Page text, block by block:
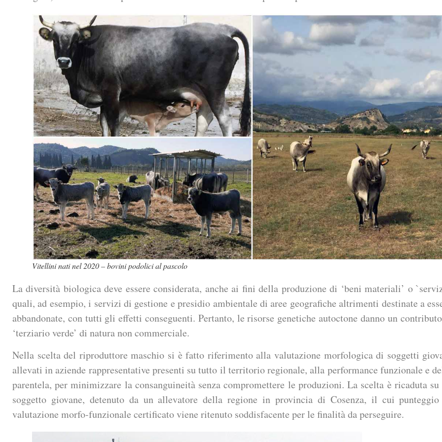
Vitellini nati nel 2020 – bovini podolici al pascolo
La diversità biologica deve essere considerata, anche ai fini della produzione di ‘beni materiali’ o
quali, ad esempio, i servizi di gestione e presidio ambientale di aree geografiche altrimenti destinate a
abbandonate, con tutti gli effetti conseguenti. Pertanto, le risorse genetiche autoctone danno un
‘terziario verde’ di natura non commerciale.
Nella scelta del riproduttore maschio si è fatto riferimento alla valutazione morfologica di soggetti
allevati in aziende rappresentative presenti su tutto il territorio regionale, alla performance funzionale e
parentela, per minimizzare la consanguineità senza compromettere le produzioni. La scelta è ricaduta su
soggetto giovane, detenuto da un allevatore della regione in provincia di Cosenza, il cui
valutazione morfo-funzionale certificato viene ritenuto soddisfacente per le finalità da perseguire.